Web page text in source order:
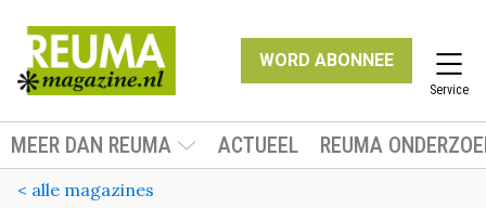
WORD ABONNEE
Service
MEER DAN REUMA ACTUEEL REUMA
< alle magazines